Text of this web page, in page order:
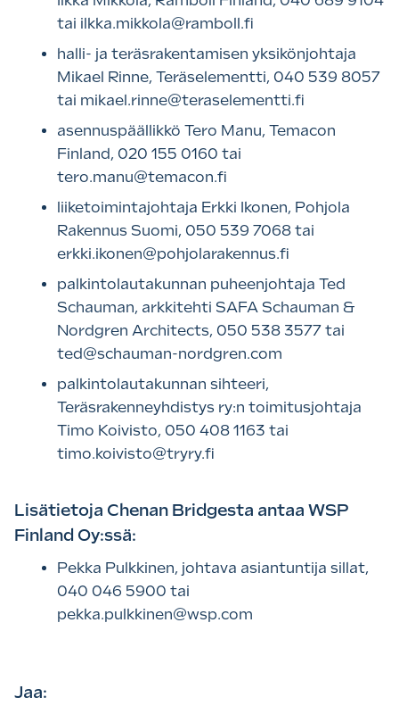
tai ilkka.mikkola@ramboll.fi
halli- ja teräsrakentamisen yksikönjohtaja
Mikael Rinne, Teräselementti, 040 539 8057
tai mikael.rinne@teraselementti.fi
asennuspäällikkö Tero Manu, Temacon
Finland, 020 155 0160 tai
tero.manu@temacon.fi
liiketoimintajohtaja Erkki Ikonen, Pohjola
Rakennus Suomi, 050 539 7068 tai
erkki.ikonen@pohjolarakennus.fi
palkintolautakunnan puheenjohtaja Ted
Schauman, arkkitehti SAFA Schauman &
Nordgren Architects, 050 538 3577 tai
ted@schauman-nordgren.com
palkintolautakunnan sihteeri,
Teräsrakenneyhdistys ry:n toimitusjohtaja
Timo Koivisto, 050 408 1163 tai
timo.koivisto@tryry.fi
Lisätietoja Chenan Bridgesta antaa WSP
Finland Oy:ssä:
Pekka Pulkkinen, johtava asiantuntija sillat,
040 046 5900 tai
pekka.pulkkinen@wsp.com
Jaa: